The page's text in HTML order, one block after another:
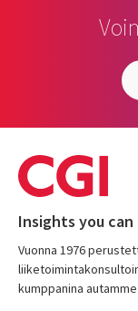
Insights you
Vuonna 1976
kumppanina